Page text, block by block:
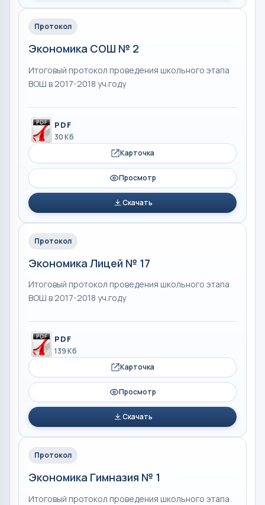
Протокол
Экономика СОШ № 2
Итоговый протокол проведения школьного этапа
ВОШ в 2017-2018 уч.году
PDF
30 Кб
Карточка
Просмотр
Скачать
Протокол
Экономика Лицей № 17
Итоговый протокол проведения школьного этапа
ВОШ в 2017-2018 уч.году
PDF
139 Кб
Карточка
Просмотр
Скачать
Протокол
Экономика Гимназия № 1
Итоговый протокол проведения школьного этапа